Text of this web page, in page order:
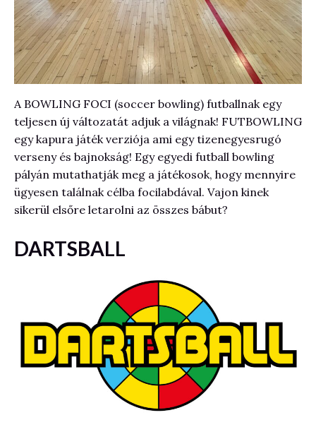
A BOWLING FOCI (soccer bowling) futballnak egy
teljesen új változatát adjuk a világnak! FUTBOWLING
egy kapura játék verziója ami egy tizenegyesrugó
verseny és bajnokság! Egy egyedi futball bowling
pályán mutathatják meg a játékosok, hogy mennyire
ügyesen találnak célba focilabdával. Vajon kinek
sikerül elsőre letarolni az összes bábut?
DARTSBALL